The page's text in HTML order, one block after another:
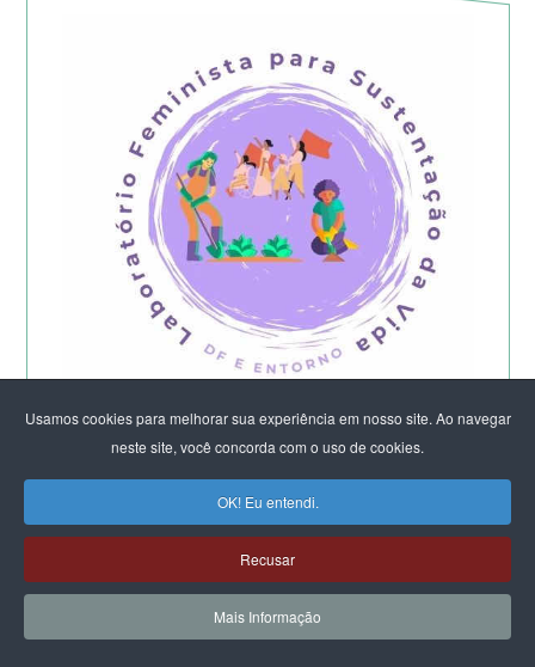
Usamos cookies para melhorar sua experiência em nosso site. Ao navegar
neste site, você concorda com o uso de cookies.
OK! Eu entendi.
Recusar
Mais Informação
Começa a etapa presencial do